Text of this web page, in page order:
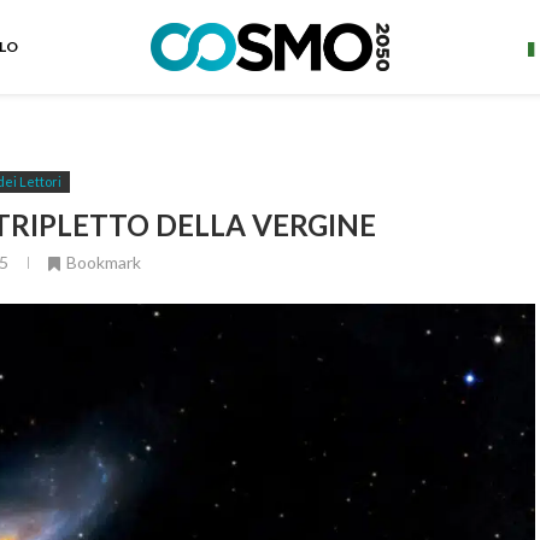
Lettori
DELLA VERGINE
Bookmark